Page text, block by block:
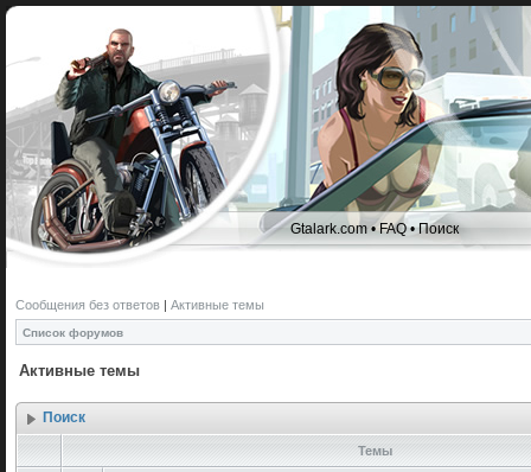
Gtalark.com •FAQ•Поиск
Сообщения без ответов | Активные темы
Список форумов
Активные темы
Поиск
Темы